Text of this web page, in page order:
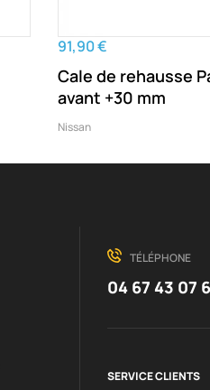
91,90 €
Cale de rehausse
avant +30 mm
Nissan
TÉLÉPHONE
04 67 43 07
SERVICE CLIENTS